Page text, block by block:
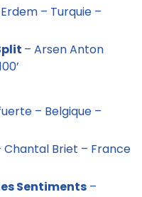
– Turquie –
– Arsen Anton
– Belgique –
Chantal Briet – France
Sentiments –